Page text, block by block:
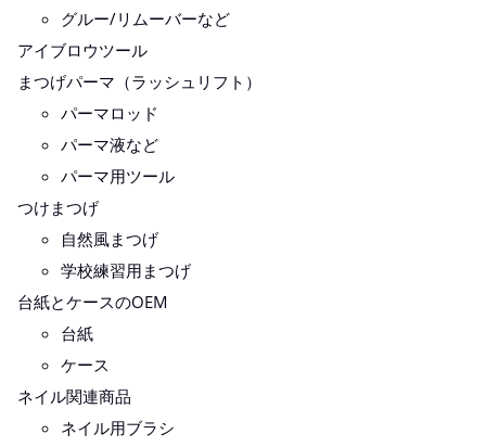
グルー/リムーバーなど
アイブロウツール
まつげパーマ（ラッシュリフト）
パーマロッド
パーマ液など
パーマ用ツール
つけまつげ
自然風まつげ
学校練習用まつげ
台紙とケースのOEM
台紙
ケース
ネイル関連商品
ネイル用ブラシ